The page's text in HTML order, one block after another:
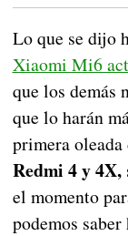
Lo que se dijo
Xiaomi Mi6
que los demás
que lo harán
primera oleada
Redmi 4 y 4X,
el momento
podemos